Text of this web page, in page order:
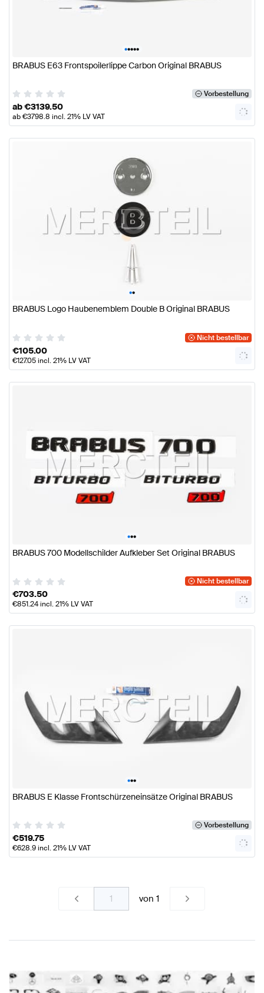
•••••
BRABUS E63 Frontspoilerlippe Carbon Original BRABUS
Vorbestellung
ab€3139.50
ab€3798.8 incl. 21% LV VAT
••
BRABUS Logo Haubenemblem Double B Original BRABUS
Nicht bestellbar
€105.00
€127.05incl. 21% LV VAT
•••
BRABUS 700 Modellschilder Aufkleber Set Original BRABUS
Nicht bestellbar
€703.50
€851.24incl. 21% LV VAT
•••
BRABUS E Klasse Frontschürzeneinsätze Original BRABUS
Vorbestellung
€519.75
€628.9incl. 21% LV VAT
von1